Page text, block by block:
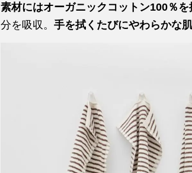
素材にはオーガニックコットン100％を
分を吸収。 手を拭くたびにやわらかな